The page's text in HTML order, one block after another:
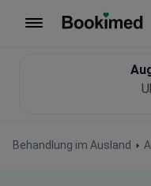
Behandlung im Ausland